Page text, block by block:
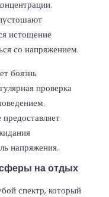
истощение
со напряжением.
боязнь
проверка
напряжения.
на отдых
спектр, который